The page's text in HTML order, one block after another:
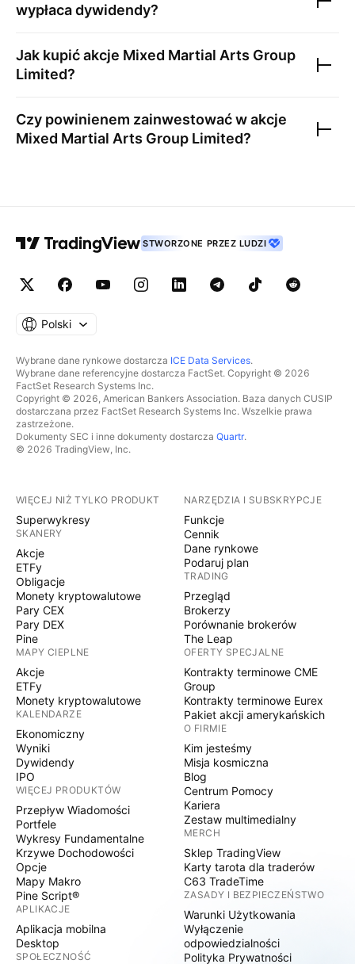
wypłaca dywidendy?
Jak kupić akcje Mixed Martial Arts Group
Limited?
Czy powinienem zainwestować w akcje
Mixed Martial Arts Group Limited?
STWORZONE PRZEZ LUDZI
Polski
Wybrane dane rynkowe dostarcza ICE Data Services.
Wybrane dane referencyjne dostarcza FactSet. Copyright © 2026
FactSet Research Systems Inc.
Copyright © 2026, American Bankers Association. Baza danych CUSIP
dostarczana przez FactSet Research Systems Inc. Wszelkie prawa
zastrzeżone.
Dokumenty SEC i inne dokumenty dostarcza Quartr.
© 2026 TradingView, Inc.
WIĘCEJ NIŻ TYLKO PRODUKT
Superwykresy
SKANERY
Akcje
ETFy
Obligacje
Monety kryptowalutowe
Pary CEX
Pary DEX
Pine
MAPY CIEPLNE
Akcje
ETFy
Monety kryptowalutowe
KALENDARZE
Ekonomiczny
Wyniki
Dywidendy
IPO
WIĘCEJ PRODUKTÓW
Przepływ Wiadomości
Portfele
Wykresy Fundamentalne
Krzywe Dochodowości
Opcje
Mapy Makro
Pine Script®
APLIKACJE
Aplikacja mobilna
Desktop
SPOŁECZNOŚĆ
NARZĘDZIA I SUBSKRYPCJE
Funkcje
Cennik
Dane rynkowe
Podaruj plan
TRADING
Przegląd
Brokerzy
Porównanie brokerów
The Leap
OFERTY SPECJALNE
Kontrakty terminowe CME
Group
Kontrakty terminowe Eurex
Pakiet akcji amerykańskich
O FIRMIE
Kim jesteśmy
Misja kosmiczna
Blog
Centrum Pomocy
Kariera
Zestaw multimedialny
MERCH
Sklep TradingView
Karty tarota dla traderów
C63 TradeTime
ZASADY I BEZPIECZEŃSTWO
Warunki Użytkowania
Wyłączenie
odpowiedzialności
Polityka Prywatności